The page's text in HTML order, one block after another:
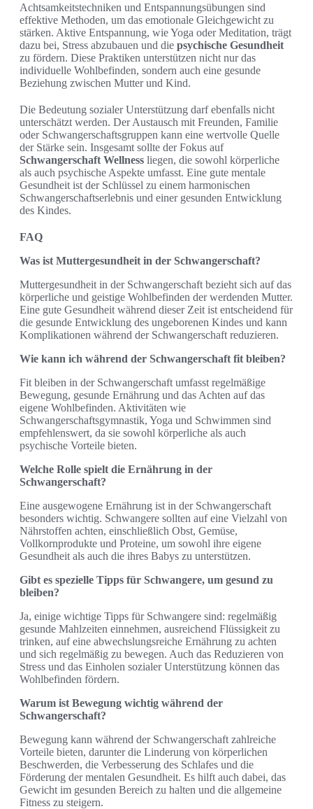
Achtsamkeitstechniken und Entspannungsübungen sind
effektive Methoden, um das emotionale Gleichgewicht zu
stärken. Aktive Entspannung, wie Yoga oder Meditation, trägt
dazu bei, Stress abzubauen und die psychische Gesundheit
zu fördern. Diese Praktiken unterstützen nicht nur das
individuelle Wohlbefinden, sondern auch eine gesunde
Beziehung zwischen Mutter und Kind.
Die Bedeutung sozialer Unterstützung darf ebenfalls nicht
unterschätzt werden. Der Austausch mit Freunden, Familie
oder Schwangerschaftsgruppen kann eine wertvolle Quelle
der Stärke sein. Insgesamt sollte der Fokus auf
Schwangerschaft Wellness liegen, die sowohl körperliche
als auch psychische Aspekte umfasst. Eine gute mentale
Gesundheit ist der Schlüssel zu einem harmonischen
Schwangerschaftserlebnis und einer gesunden Entwicklung
des Kindes.
FAQ
Was ist Muttergesundheit in der Schwangerschaft?
Muttergesundheit in der Schwangerschaft bezieht sich auf das
körperliche und geistige Wohlbefinden der werdenden Mutter.
Eine gute Gesundheit während dieser Zeit ist entscheidend für
die gesunde Entwicklung des ungeborenen Kindes und kann
Komplikationen während der Schwangerschaft reduzieren.
Wie kann ich während der Schwangerschaft fit bleiben?
Fit bleiben in der Schwangerschaft umfasst regelmäßige
Bewegung, gesunde Ernährung und das Achten auf das
eigene Wohlbefinden. Aktivitäten wie
Schwangerschaftsgymnastik, Yoga und Schwimmen sind
empfehlenswert, da sie sowohl körperliche als auch
psychische Vorteile bieten.
Welche Rolle spielt die Ernährung in der
Schwangerschaft?
Eine ausgewogene Ernährung ist in der Schwangerschaft
besonders wichtig. Schwangere sollten auf eine Vielzahl von
Nährstoffen achten, einschließlich Obst, Gemüse,
Vollkornprodukte und Proteine, um sowohl ihre eigene
Gesundheit als auch die ihres Babys zu unterstützen.
Gibt es spezielle Tipps für Schwangere, um gesund zu
bleiben?
Ja, einige wichtige Tipps für Schwangere sind: regelmäßig
gesunde Mahlzeiten einnehmen, ausreichend Flüssigkeit zu
trinken, auf eine abwechslungsreiche Ernährung zu achten
und sich regelmäßig zu bewegen. Auch das Reduzieren von
Stress und das Einholen sozialer Unterstützung können das
Wohlbefinden fördern.
Warum ist Bewegung wichtig während der
Schwangerschaft?
Bewegung kann während der Schwangerschaft zahlreiche
Vorteile bieten, darunter die Linderung von körperlichen
Beschwerden, die Verbesserung des Schlafes und die
Förderung der mentalen Gesundheit. Es hilft auch dabei, das
Gewicht im gesunden Bereich zu halten und die allgemeine
Fitness zu steigern.